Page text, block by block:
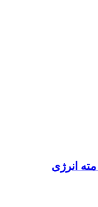
انرژی